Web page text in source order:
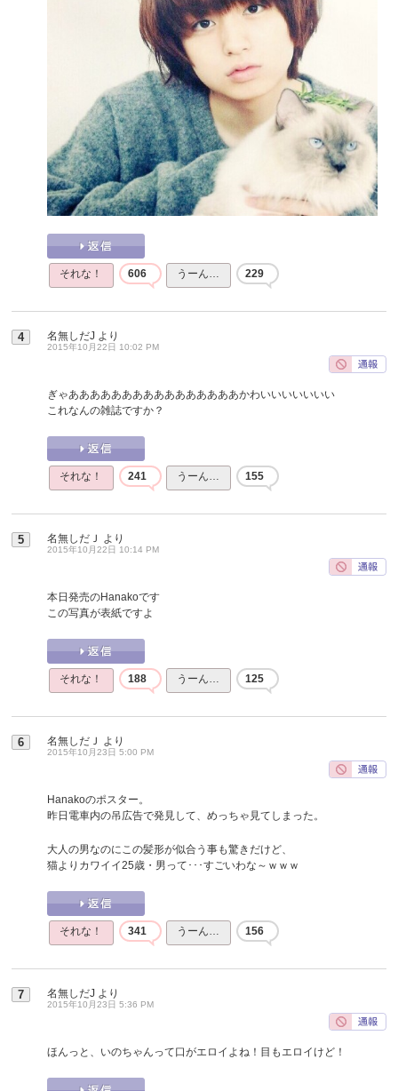
それな！ 606 うーん… 229
4 名無しだJ より
2015年10月22日 10:02 PM
ぎゃああああああああああああああああかわいいいいいいい
これなんの雑誌ですか？
それな！ 241 うーん… 155
5 名無しだＪ より
2015年10月22日 10:14 PM
本日発売のHanakoです
この写真が表紙ですよ
それな！ 188 うーん… 125
6 名無しだＪ より
2015年10月23日 5:00 PM
Hanakoのポスター。
昨日電車内の吊広告で発見して、めっちゃ見てしまった。
大人の男なのにこの髪形が似合う事も驚きだけど、
猫よりカワイイ25歳・男って･･･すごいわな～ｗｗｗ
それな！ 341 うーん… 156
7 名無しだJ より
2015年10月23日 5:36 PM
ほんっと、いのちゃんって口がエロイよね！目もエロイけど！